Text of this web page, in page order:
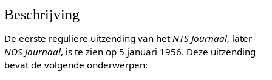
Beschrijving
De eerste reguliere uitzending van het NTS Journaal, later
NOS Journaal, is te zien op 5 januari 1956. Deze uitzending
bevat de volgende onderwerpen: